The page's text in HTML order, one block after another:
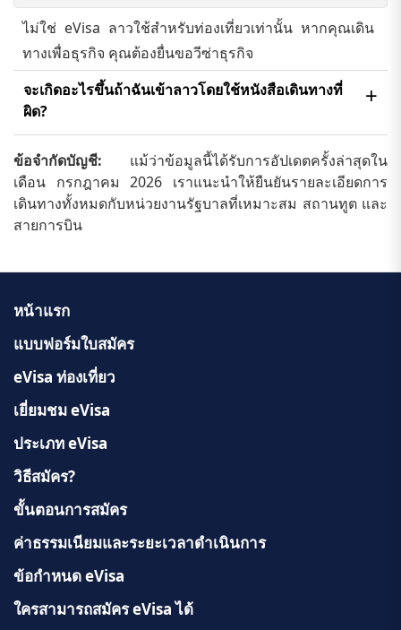
ไม่ใช่ eVisa ลาวใช้สำหรับท่องเที่ยวเท่านั้น หากคุณเดิน
ทางเพื่อธุรกิจ คุณต้องยื่นขอวีซ่าธุรกิจ
จะเกิดอะไรขึ้นถ้าฉันเข้าลาวโดยใช้หนังสือเดินทางที่
ผิด?
คุณต้องแสดงหนังสือเดินทางเดียวกับที่คุณใช้สำหรับการ
สมัคร eVisa เมื่อเข้าลาว หากหนังสือเดินทางไม่ตรงกัน
คุณอาจไม่ได้รับอนุญาตให้เข้าประเทศ
ข้อจำกัดบัญชี: แม้ว่าข้อมูลนี้ได้รับการอัปเดตครั้งล่าสุดใน
เดือน กรกฎาคม 2026 เราแนะนำให้ยืนยันรายละเอียดการ
เดินทางทั้งหมดกับหน่วยงานรัฐบาลที่เหมาะสม สถานทูต และ
สายการบิน
หน้าแรก
แบบฟอร์มใบสมัคร
eVisa ท่องเที่ยว
เยี่ยมชม eVisa
ประเภท eVisa
วิธีสมัคร?
ขั้นตอนการสมัคร
ค่าธรรมเนียมและระยะเวลาดำเนินการ
ข้อกำหนด eVisa
ใครสามารถสมัคร eVisa ได้